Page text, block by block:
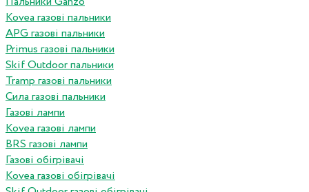
Kovea газові пальники
APG газові пальники
Primus газові пальники
Skif Outdoor пальники
Tramp газові пальники
Сила газові пальники
Газові лампи
Kovea газові лампи
BRS газові лампи
Газові обігрівачі
Kovea газові обігрівачі